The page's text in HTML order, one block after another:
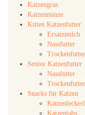
Katzengras
Katzenminze
Kitten Katzenfutter
Ersatzmilch
Nassfutter
Trockenfutter
Senior Katzenfutter
Nassfutter
Trockenfutter
Snacks für Katzen
Katzentabs